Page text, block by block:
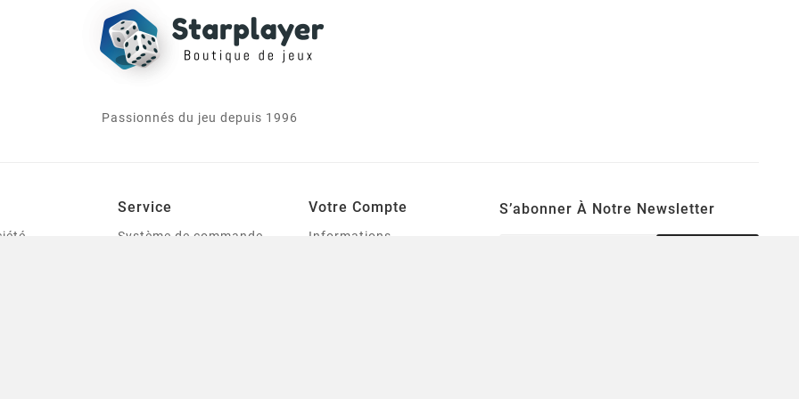
Passionnés du jeu depuis 1996
Service
Système de commande,
Votre Compte
Informations
S’abonner À Notre Newsletter